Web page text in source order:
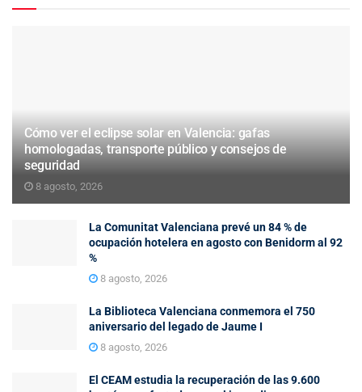
Cómo ver el eclipse solar en Valencia: gafas
homologadas, transporte público y consejos de
seguridad
8 agosto, 2026
La Comunitat Valenciana prevé un 84 % de
ocupación hotelera en agosto con Benidorm al 92
%
8 agosto, 2026
La Biblioteca Valenciana conmemora el 750
aniversario del legado de Jaume I
8 agosto, 2026
El CEAM estudia la recuperación de las 9.600